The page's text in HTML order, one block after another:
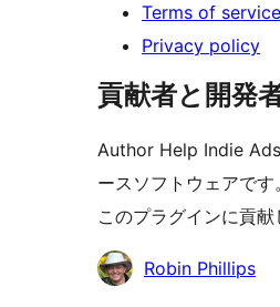
Terms of service
Privacy policy
貢献者と開発
Author Help Indie
ースソフトウェアで
このプラグインに貢献
貢
Robin Phillips